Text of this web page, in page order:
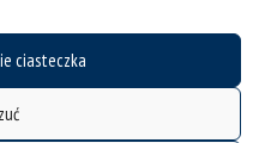
ciasteczka